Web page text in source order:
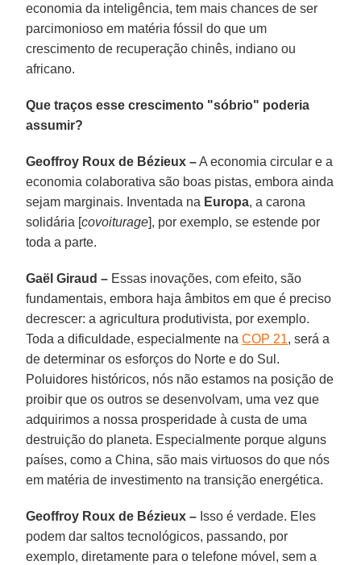
economia da inteligência, tem mais chances de ser
parcimonioso em matéria fóssil do que um
crescimento de recuperação chinês, indiano ou
africano.
Que traços esse crescimento "sóbrio" poderia
assumir?
Geoffroy Roux de Bézieux –A economia circular e a
economia colaborativa são boas pistas, embora ainda
sejam marginais. Inventada na Europa, a carona
solidária [covoiturage], por exemplo, se estende por
toda a parte.
Gaël Giraud – Essas inovações, com efeito, são
fundamentais, embora haja âmbitos em que é preciso
decrescer: a agricultura produtivista, por exemplo.
Toda a dificuldade, especialmente naCOP 21, será a
de determinar os esforços do Norte e do Sul.
Poluidores históricos, nós não estamos na posição de
proibir que os outros se desenvolvam, uma vez que
adquirimos a nossa prosperidade à custa de uma
destruição do planeta. Especialmente porque alguns
países, como a China, são mais virtuosos do que nós
em matéria de investimento na transição energética.
Geoffroy Roux de Bézieux – Isso é verdade. Eles
podem dar saltos tecnológicos, passando, por
exemplo, diretamente para o telefone móvel, sem a